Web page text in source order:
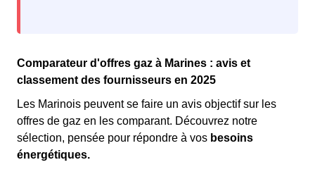
Comparateur d'offres gaz à Marines : avis et
classement des fournisseurs en 2025
Les Marinois peuvent se faire un avis objectif sur les
offres de gaz en les comparant. Découvrez notre
sélection, pensée pour répondre à vos besoins
énergétiques.